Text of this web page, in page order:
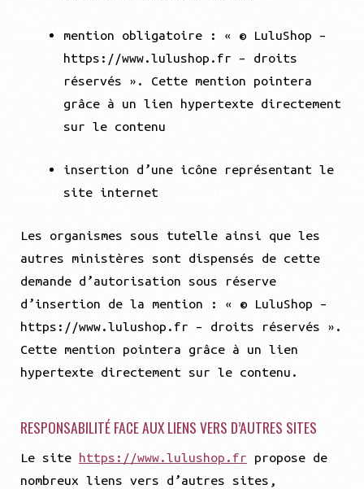
mention obligatoire : « © LuluShop –
https://www.lulushop.fr – droits
réservés ». Cette mention pointera
grâce à un lien hypertexte directement
sur le contenu
insertion d’une icône représentant le
site internet
Les organismes sous tutelle ainsi que les
autres ministères sont dispensés de cette
demande d’autorisation sous réserve
d’insertion de la mention : « © LuluShop –
https://www.lulushop.fr – droits réservés ».
Cette mention pointera grâce à un lien
hypertexte directement sur le contenu.
RESPONSABILITÉ FACE AUX LIENS VERS D’AUTRES SITES
Le site https://www.lulushop.fr propose de
nombreux liens vers d’autres sites,